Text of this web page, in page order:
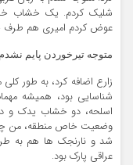
شلیک کردم. یک خشاب
عوض کردم امیری هم
متوجه تیرخوردن پایم نشدم
زارع اضافه کرد، به طور
شناسایی بود، همیشه
اسلحه، دو خشاب یدک و
وضعیت خاص منطقه، من
شد و نارنجک ها هم به
عراقی پارک بود.